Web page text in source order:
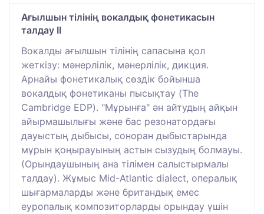
Ағылшын тілінің вокалдық фонетикасын
талдау ІI
Вокалды ағылшын тілінің сапасына қол
жеткізу: мәнерлілік, мәнерлілік, дикция.
Арнайы фонетикалық сөздік бойынша
вокалдық фонетиканы пысықтау (The
Cambridge EDP). "Мұрынға" ән айтудың айқын
айырмашылығы және бас резонатордағы
дауыстың дыбысы, соноран дыбыстарында
мұрын қоңырауының астын сызудың болмауы.
(Орындаушының ана тілімен салыстырмалы
талдау). Жұмыс Mid-Atlantic dialect, опералық
шығармаларды және британдық емес
еуропалық композиторларды орындау үшін